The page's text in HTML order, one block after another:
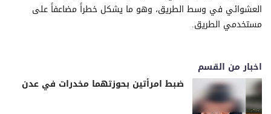
العشوائي في وسط الطريق، وهو ما يشكل خطراً مضاعفاً على
مستخدمي الطريق.
اخبار من القسم
ضبط امرأتين بحوزتهما مخدرات في عدن